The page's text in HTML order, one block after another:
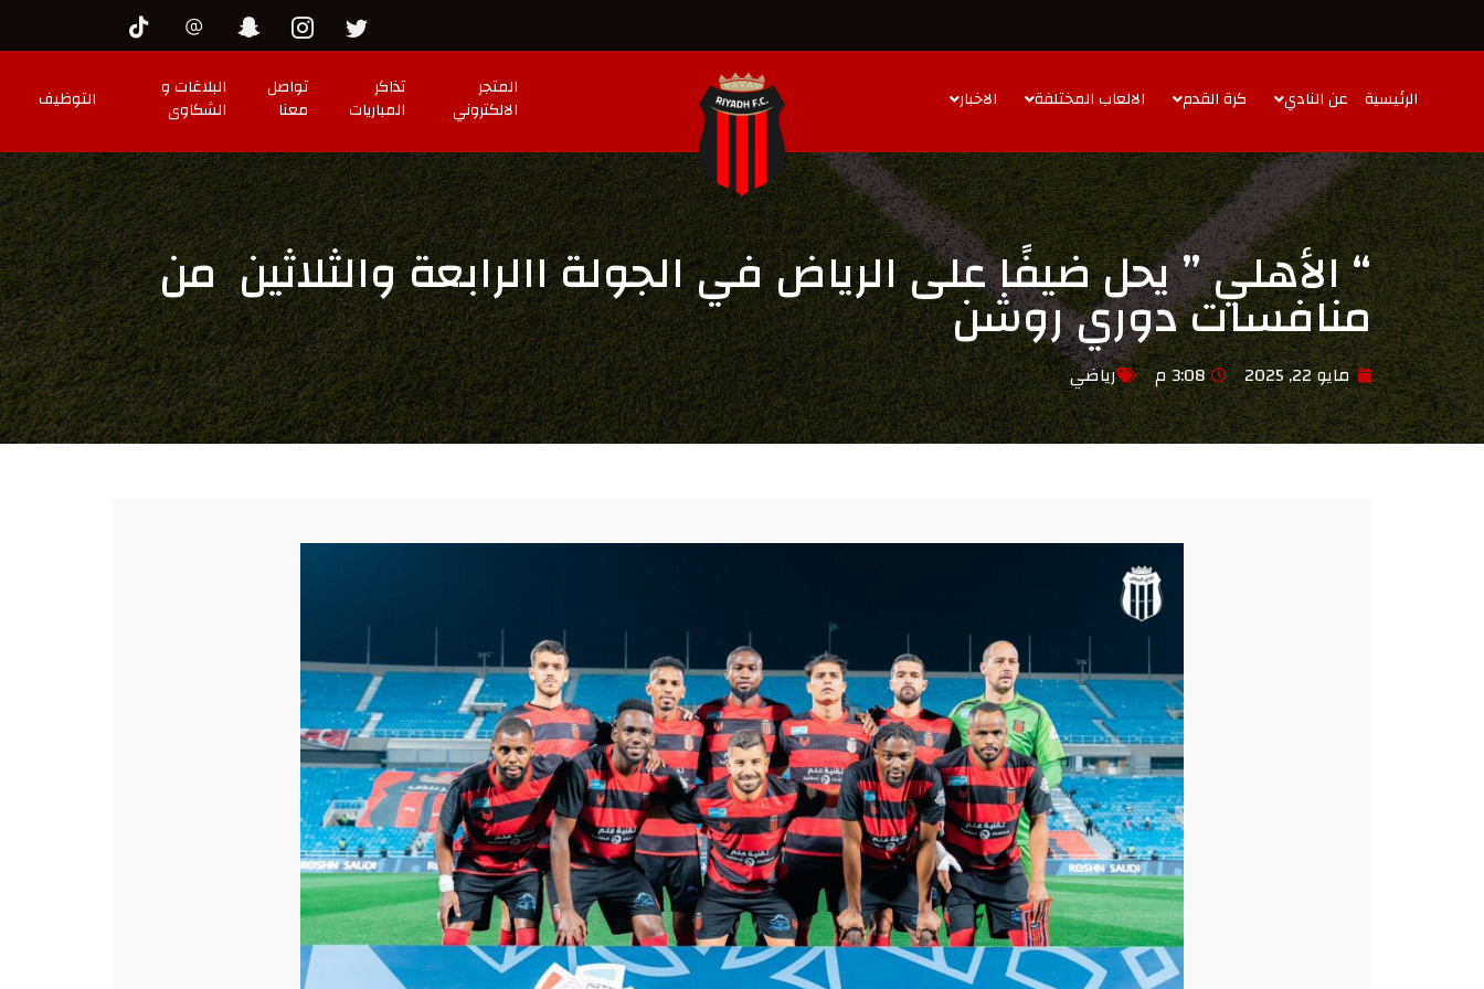
الرئيسية عن النادي كرة القدم الالعاب المختلفة الاخبار
المتجر
الالكتروني
تذاكر
المباريات
تواصل
معنا
البلاغات و
الشكاوى
التوظيف
“ الأهلي ” يحل ضيفًا على الرياض في الجولة االرابعة والثلاثين من
منافسات دوري روشن
مايو 22, 2025 3:08 م رياضي